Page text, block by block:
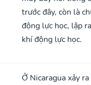
trước đây, còn là
động lực học, lập
khí động lực học.
Ở Nicaragua xảy